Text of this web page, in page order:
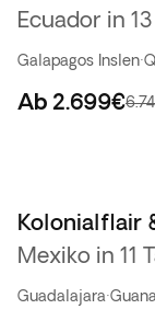
Ecuador in
Galapagos Inslen·
Ab 2.699€
Kolonialflair
Mexiko in 11
Guadalajara·